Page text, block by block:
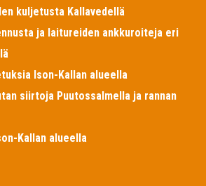
kuljetusta Kallavedellä
ja laitureiden ankkuroiteja eri
Ison-Kallan alueella
siirtoja Puutossalmella ja rannan
Kallan alueella